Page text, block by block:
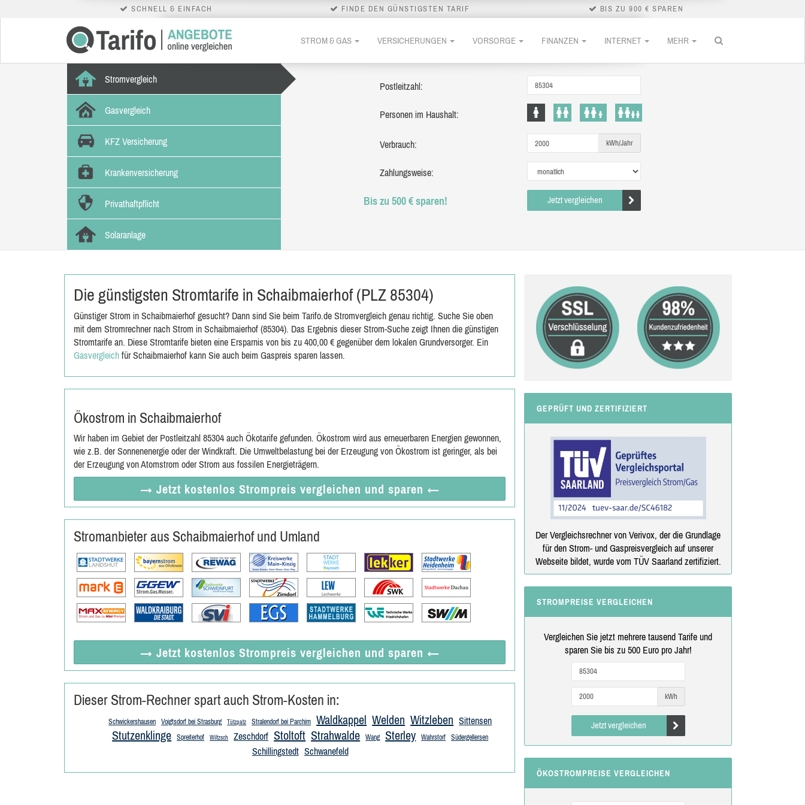
SCHNELL & EINFACH FINDE DEN GÜNSTIGSTEN TARIF BIS ZU 900 € SPAREN
STROM & GAS VERSICHERUNGEN VORSORGE FINANZEN INTERNET MEHR
Stromvergleich
Gasvergleich
KFZ Versicherung
Krankenversicherung
Privathaftpflicht
Solaranlage
Postleitzahl:
Personen im Haushalt:
Verbrauch: kWh/Jahr
Zahlungsweise:
Bis zu 500 € sparen! Jetzt vergleichen
Die günstigsten Stromtarife in Schaibmaierhof (PLZ 85304)
Günstiger Strom in Schaibmaierhof gesucht? Dann sind Sie beim Tarifo.de Stromvergleich genau richtig. Suche Sie oben
mit dem Stromrechner nach Strom in Schaibmaierhof (85304). Das Ergebnis dieser Strom-Suche zeigt Ihnen die günstigen
Stromtarife an. Diese Stromtarife bieten eine Ersparnis von bis zu 400,00 € gegenüber dem lokalen Grundversorger. Ein
Gasvergleich für Schaibmaierhof kann Sie auch beim Gaspreis sparen lassen.
Ökostrom in Schaibmaierhof
Wir haben im Gebiet der Postleitzahl 85304 auch Ökotarife gefunden. Ökostrom wird aus erneuerbaren Energien gewonnen,
wie z.B. der Sonnenenergie oder der Windkraft. Die Umweltbelastung bei der Erzeugung von Ökostrom ist geringer, als bei
der Erzeugung von Atomstrom oder Strom aus fossilen Energieträgern.
→ Jetzt kostenlos Strompreis vergleichen und sparen ←
Stromanbieter aus Schaibmaierhof und Umland
→ Jetzt kostenlos Strompreis vergleichen und sparen ←
Dieser Strom-Rechner spart auch Strom-Kosten in:
Schwickershausen Voigtsdorf bei Strasburg Tützpatz Stralendorf bei Parchim Waldkappel Welden Witzleben Sittensen
Stutzenklinge Spreiterhof Wiltzsch Zeschdorf Stoltoft Strahwalde Wang Sterley Wahrstorf Südergellersen
Schillingstedt Schwanefeld
GEPRÜFT UND ZERTIFIZIERT
Der Vergleichsrechner von Verivox, der die Grundlage
für den Strom- und Gaspreisvergleich auf unserer
Webseite bildet, wurde vom TÜV Saarland zertifiziert.
STROMPREISE VERGLEICHEN
Vergleichen Sie jetzt mehrere tausend Tarife und
sparen Sie bis zu 500 Euro pro Jahr!
kWh
Jetzt vergleichen
ÖKOSTROMPREISE VERGLEICHEN